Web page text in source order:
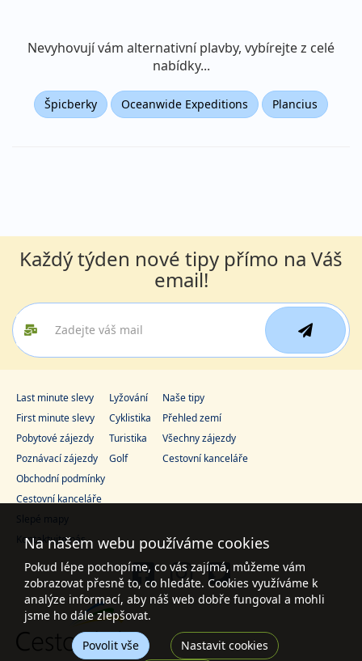
Nevyhovují vám alternativní plavby, vybírejte z celé
nabídky...
Špicberky Oceanwide Expeditions Plancius
Každý týden nové tipy přímo na Váš
email!
Last minute slevy
First minute slevy
Pobytové zájezdy
Poznávací zájezdy
Lyžování
Cyklistika
Turistika
Golf
Naše tipy
Přehled zemí
Všechny zájezdy
Cestovní kanceláře
Obchodní podmínky
Cestovní kanceláře
Slepé mapy
Kontaktujte nás
Na našem webu používáme cookies
Pokud lépe pochopíme, co vás zajímá, můžeme vám
zobrazovat přesně to, co hledáte. Cookies využíváme k
analýze informací, aby náš web dobře fungoval a mohli
jsme ho dále zlepšovat.
Povolit vše
Nastavit cookies